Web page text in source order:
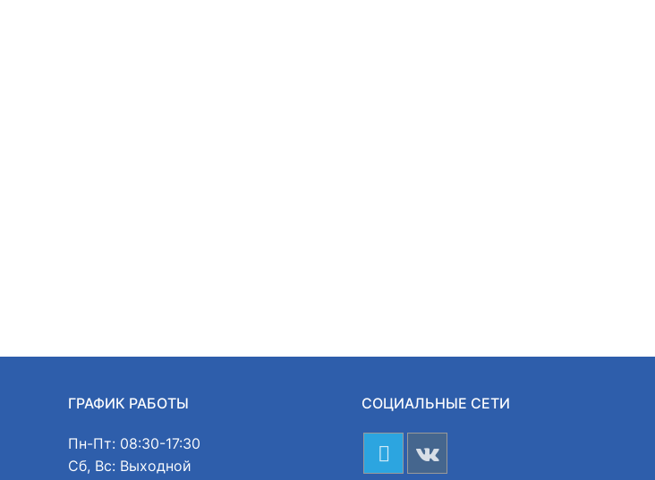
ГРАФИК РАБОТЫ
Пн-Пт: 08:30-17:30
Сб, Вс: Выходной
СОЦИАЛЬНЫЕ СЕТИ